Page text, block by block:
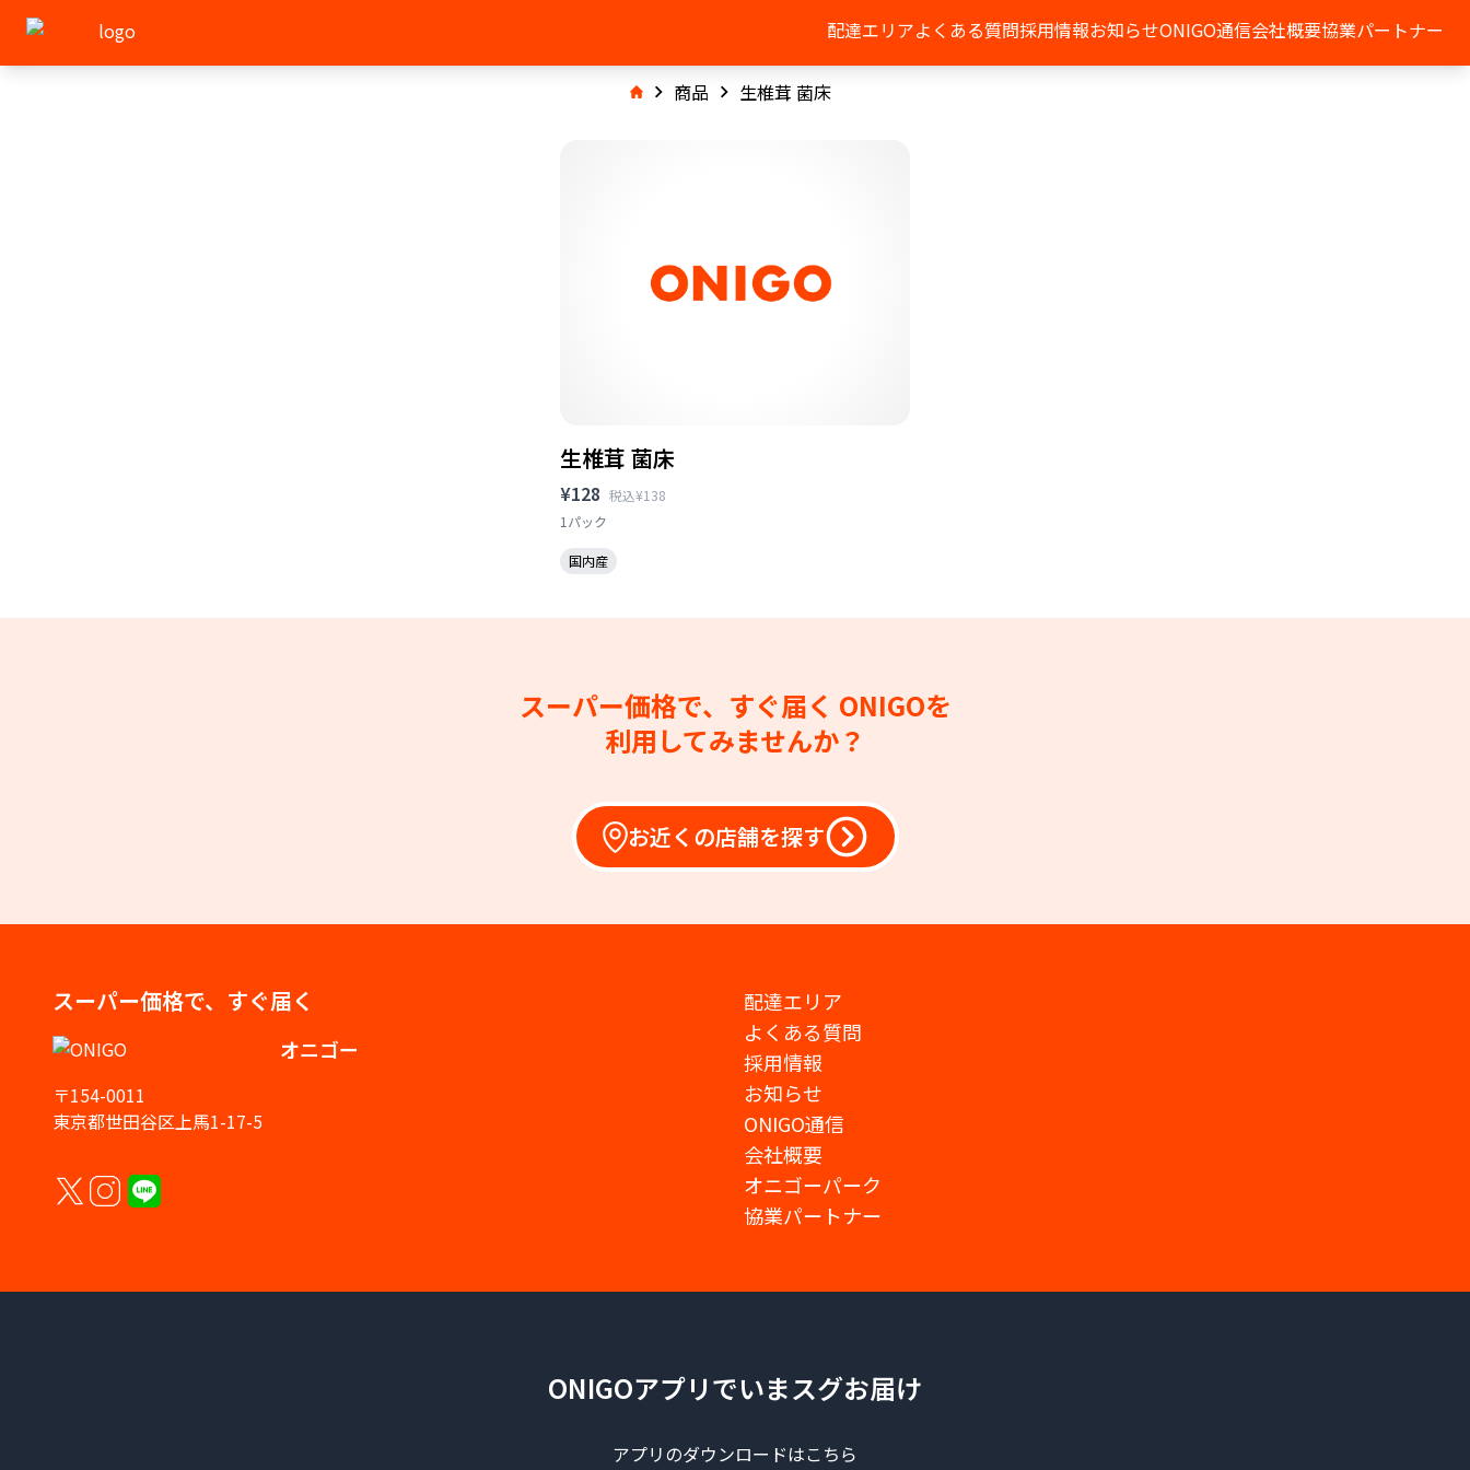
配達エリアよくある質問採用情報お知らせONIGO通信会社概要協業パートナー
商品 生椎茸 菌床
生椎茸 菌床
¥128 税込¥138
1パック
国内産
スーパー価格で、すぐ届く ONIGOを
利用してみませんか？
お近くの店舗を探す
スーパー価格で、すぐ届く
オニゴー
〒154-0011
東京都世田谷区上馬1-17-5
配達エリア
よくある質問
採用情報
お知らせ
ONIGO通信
会社概要
オニゴーパーク
協業パートナー
ONIGOアプリでいまスグお届け
アプリのダウンロードはこちら